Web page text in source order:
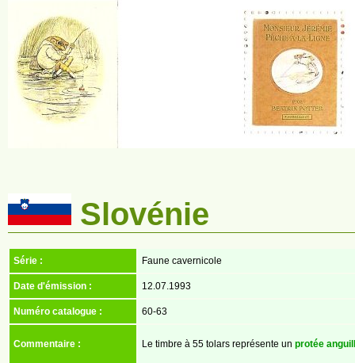
Slovénie
Série : Faune cavernicole
Date d'émission : 12.07.1993
Numéro catalogue : 60-63
Commentaire : Le timbre à 55 tolars représente un protée